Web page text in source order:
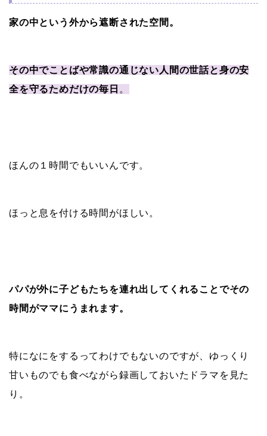
家の中という外から遮断された空間。
その中でことばや常識の通じない人間の世話と身の安
全を守るためだけの毎日 。
ほんの１時間でもいいんです。
ほっと息を付ける時間がほしい。
パパが外に子どもたちを連れ出してくれることでその
時間がママにうまれます。
特になにをするってわけでもないのですが、ゆっくり
甘いものでも食べながら録画しておいたドラマを見た
り。